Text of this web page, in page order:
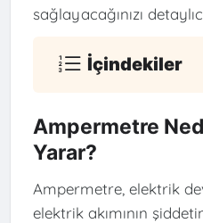
sağlayacağınızı
İçindekiler
Ampermetre
Yarar?
Ampermetre, elektrik
elektrik akımının